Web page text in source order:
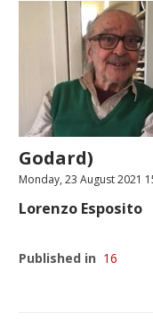
Godard)
Monday, 23 August 2021
Lorenzo Esposito
Published in 16